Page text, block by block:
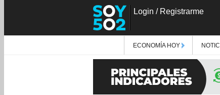
Login / Registrarme
ECONOMÍA HOY